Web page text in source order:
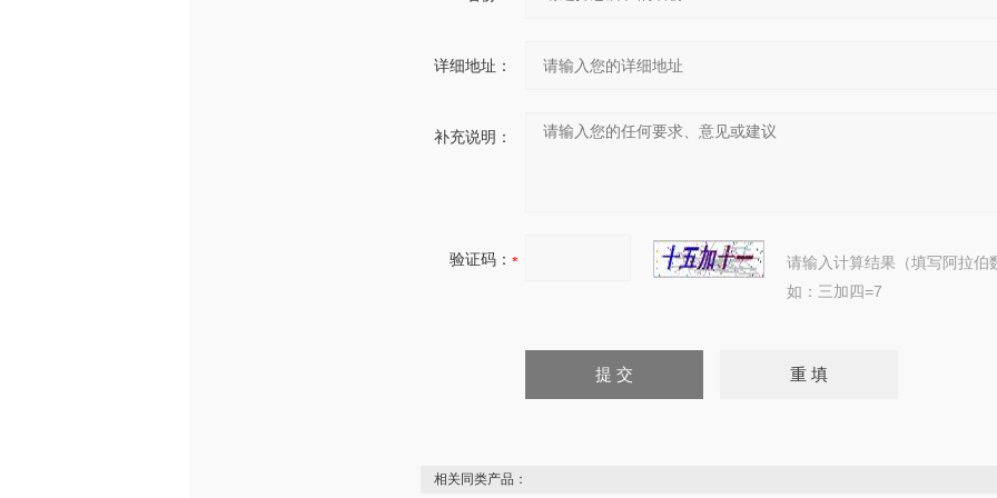
详细地址：
补充说明：
验证码：
请输入计算结果（填写阿拉伯
如：三加四=7
相关同类产品：